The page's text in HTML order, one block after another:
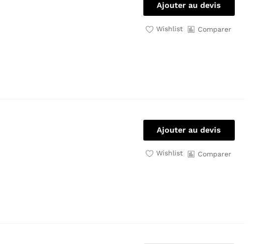
Ajouter au devis
Wishlist Comparer
Ajouter au devis
Wishlist Comparer